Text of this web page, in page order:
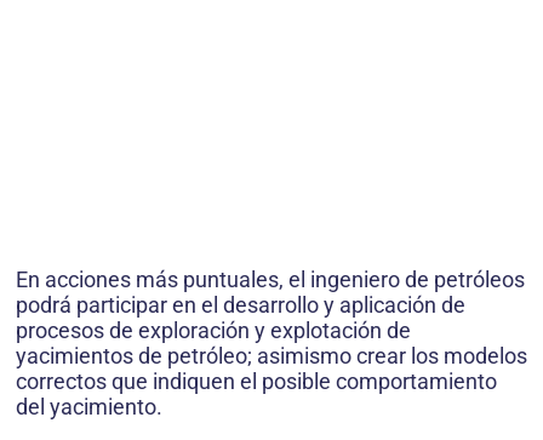
En acciones más puntuales, el ingeniero de petróleos
podrá participar en el desarrollo y aplicación de
procesos de exploración y explotación de
yacimientos de petróleo; asimismo crear los modelos
correctos que indiquen el posible comportamiento
del yacimiento.